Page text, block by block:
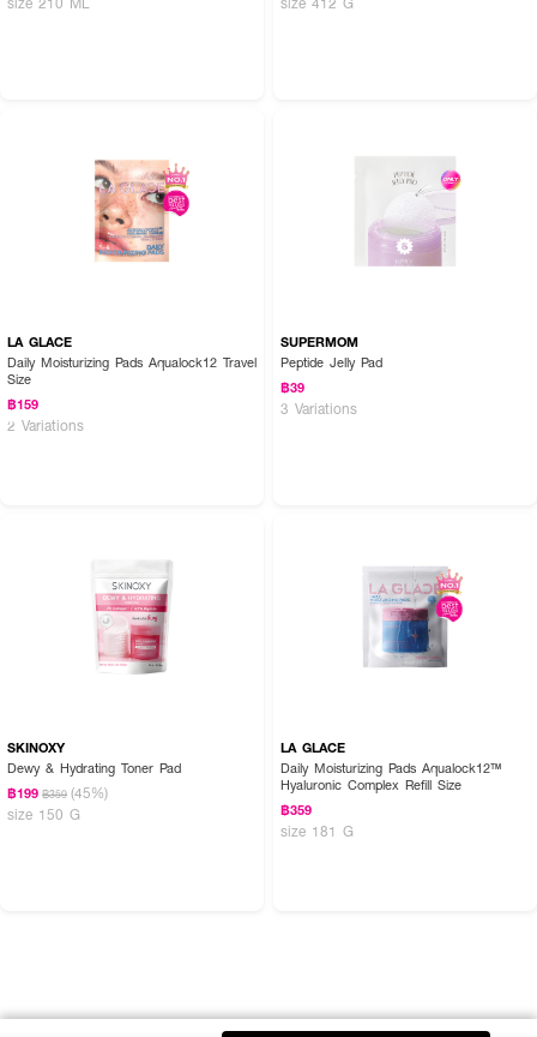
LA GLACE
Daily Moisturizing Pads Aqualock12 Travel
Size
฿159
2 Variations
SUPERMOM
Peptide Jelly Pad
฿39
3 Variations
SKINOXY
Dewy & Hydrating Toner Pad
฿199 ฿359 (45%)
size 150 G
LA GLACE
Daily Moisturizing Pads Aqualock12™
Hyaluronic Complex Refill Size
฿359
size 181 G